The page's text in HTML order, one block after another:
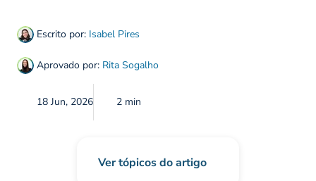
Escrito por: Isabel Pires
Aprovado por: Rita Sogalho
18 Jun, 2026 2 min
Ver tópicos do artigo